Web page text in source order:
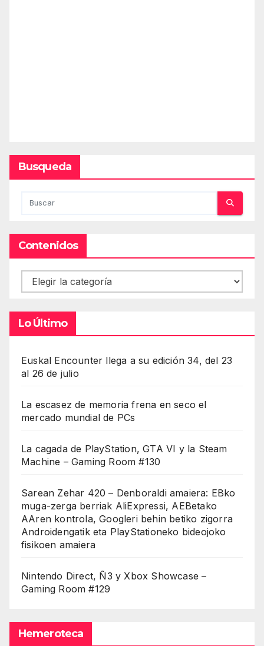
Busqueda
Contenidos
Contenidos
Lo Último
Euskal Encounter llega a su edición 34, del 23
al 26 de julio
La escasez de memoria frena en seco el
mercado mundial de PCs
La cagada de PlayStation, GTA VI y la Steam
Machine – Gaming Room #130
Sarean Zehar 420 – Denboraldi amaiera: EBko
muga-zerga berriak AliExpressi, AEBetako
AAren kontrola, Googleri behin betiko zigorra
Androidengatik eta PlayStationeko bideojoko
fisikoen amaiera
Nintendo Direct, Ñ3 y Xbox Showcase –
Gaming Room #129
Hemeroteca